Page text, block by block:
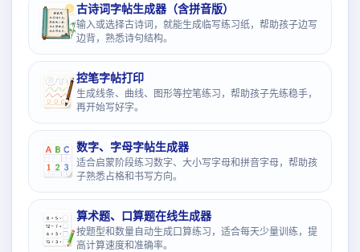
古诗词字帖生成器（含拼音版）
输入或选择古诗词，就能生成临写练习纸，帮助孩子边写
边背，熟悉诗句结构。
控笔字帖打印
生成线条、曲线、图形等控笔练习，帮助孩子先练稳手，
再开始写好字。
数字、字母字帖生成器
适合启蒙阶段练习数字、大小写字母和拼音字母，帮助孩
子熟悉占格和书写方向。
算术题、口算题在线生成器
按题型和数量自动生成口算练习，适合每天少量训练，提
高计算速度和准确率。